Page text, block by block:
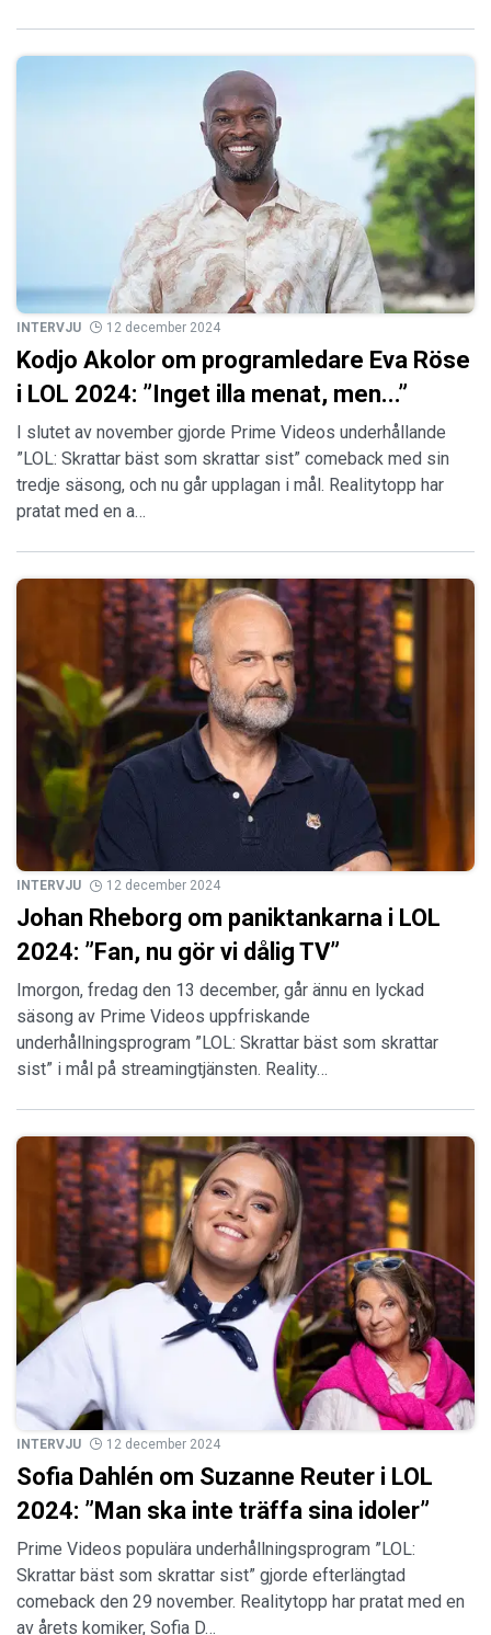
INTERVJU 12 december 2024
Kodjo Akolor om programledare Eva Röse
i LOL 2024: ”Inget illa menat, men...”
I slutet av november gjorde Prime Videos underhållande
”LOL: Skrattar bäst som skrattar sist” comeback med sin
tredje säsong, och nu går upplagan i mål. Realitytopp har
pratat med en a…
INTERVJU 12 december 2024
Johan Rheborg om paniktankarna i LOL
2024: ”Fan, nu gör vi dålig TV”
Imorgon, fredag den 13 december, går ännu en lyckad
säsong av Prime Videos uppfriskande
underhållningsprogram ”LOL: Skrattar bäst som skrattar
sist” i mål på streamingtjänsten. Reality…
INTERVJU 12 december 2024
Sofia Dahlén om Suzanne Reuter i LOL
2024: ”Man ska inte träffa sina idoler”
Prime Videos populära underhållningsprogram ”LOL:
Skrattar bäst som skrattar sist” gjorde efterlängtad
comeback den 29 november. Realitytopp har pratat med en
av årets komiker, Sofia D…